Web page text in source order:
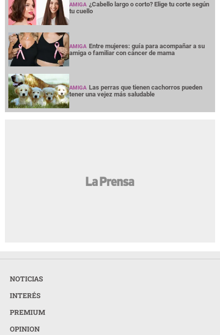
AMIGA ¿Cabello largo o corto? Elige tu corte según
tu cuello
AMIGA Entre mujeres: guía para acompañar a su
amiga o familiar con cáncer de mama
AMIGA Las perras que tienen cachorros pueden
tener una vejez más saludable
NOTICIAS
INTERÉS
PREMIUM
OPINION